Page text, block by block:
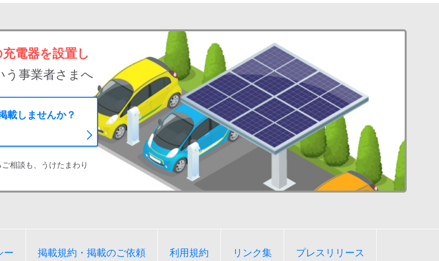
電器を設置し
う事業者さまへ
載しませんか？
相談も、うけたまわり
ー 掲載規約・掲載のご依頼 利用規約 リンク集 プレスリリース